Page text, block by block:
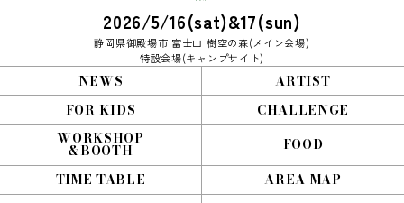
2026/5/16(sat)&17(sun)
静岡県御殿場市 富士山 樹空の森(メイン会場)
特設会場(キャンプサイト)
NEWS
ARTIST
FOR KIDS
CHALLENGE
WORKSHOP
&BOOTH
FOOD
TIME TABLE
AREA MAP